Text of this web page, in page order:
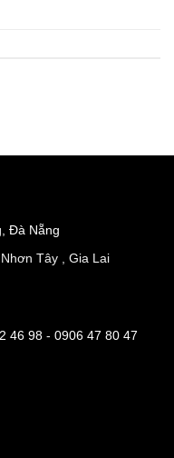
Đà Nẵng
Tây , Gia Lai
46 98 - 0906 47 80 47